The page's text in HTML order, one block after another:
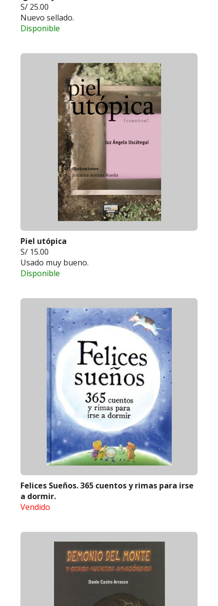
S/ 25.00
Nuevo sellado.
Disponible
Piel utópica
S/ 15.00
Usado muy bueno.
Disponible
Felices Sueños. 365 cuentos y rimas para irse
a dormir.
Vendido